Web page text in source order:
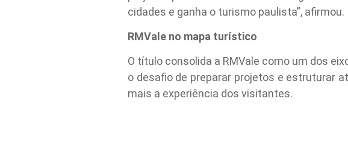
cidades e ganha o turismo paulista”, afirmou.
RMVale no mapa turístico
O título consolida a RMVale como um dos
o desafio de preparar projetos e estruturar
mais a experiência dos visitantes.